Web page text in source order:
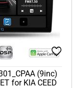
(9inc)
for KIA CEED